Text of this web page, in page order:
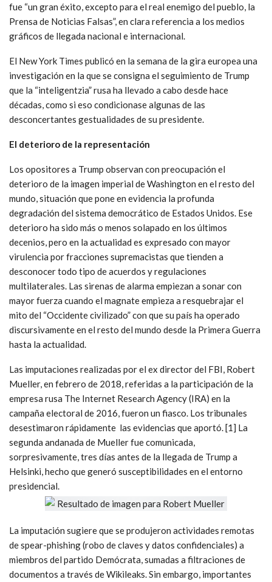
fue “un gran éxito, excepto para el real enemigo del pueblo, la
Prensa de Noticias Falsas”, en clara referencia a los medios
gráficos de llegada nacional e internacional.
El New York Times publicó en la semana de la gira europea una
investigación en la que se consigna el seguimiento de Trump
que la “inteligentzia” rusa ha llevado a cabo desde hace
décadas, como si eso condicionase algunas de las
desconcertantes gestualidades de su presidente.
El deterioro de la representación
Los opositores a Trump observan con preocupación el
deterioro de la imagen imperial de Washington en el resto del
mundo, situación que pone en evidencia la profunda
degradación del sistema democrático de Estados Unidos. Ese
deterioro ha sido más o menos solapado en los últimos
decenios, pero en la actualidad es expresado con mayor
virulencia por fracciones supremacistas que tienden a
desconocer todo tipo de acuerdos y regulaciones
multilaterales. Las sirenas de alarma empiezan a sonar con
mayor fuerza cuando el magnate empieza a resquebrajar el
mito del “Occidente civilizado” con que su país ha operado
discursivamente en el resto del mundo desde la Primera Guerra
hasta la actualidad.
Las imputaciones realizadas por el ex director del FBI, Robert
Mueller, en febrero de 2018, referidas a la participación de la
empresa rusa The Internet Research Agency (IRA) en la
campaña electoral de 2016, fueron un fiasco. Los tribunales
desestimaron rápidamente las evidencias que aportó. [1] La
segunda andanada de Mueller fue comunicada,
sorpresivamente, tres días antes de la llegada de Trump a
Helsinki, hecho que generó susceptibilidades en el entorno
presidencial.
La imputación sugiere que se produjeron actividades remotas
de spear-phishing (robo de claves y datos confidenciales) a
miembros del partido Demócrata, sumadas a filtraciones de
documentos a través de Wikileaks. Sin embargo, importantes